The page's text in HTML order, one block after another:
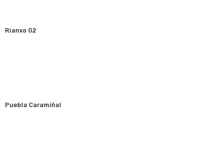
Rianxo 02
Puebla Caramiñal